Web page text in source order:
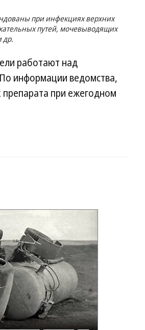
при инфекциях верхних
путей, мочевыводящих
др.
работают над
информации ведомства,
препарата при ежегодном